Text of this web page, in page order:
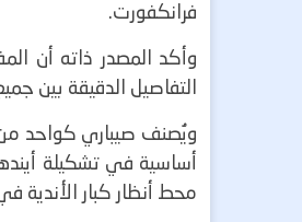
فرانكفورت.
وأكد المصدر ذاته أن
التفاصيل الدقيقة بين
ويُصنف صيباري كواحد من
أساسية في تشكيلة
محط أنظار كبار الأندية